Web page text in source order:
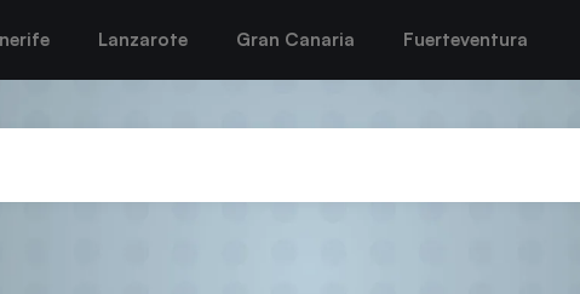
Lanzarote Gran Canaria Fuerteventura
EL AÑO CON UNA